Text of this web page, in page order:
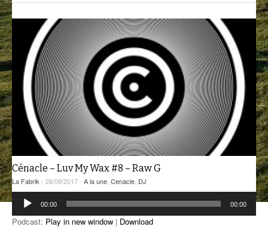
MUSIQUE DES ANTIPODES
NOS ANCIENS
SONORIK
THEME FORCE
ZIRCONIUM
ANCIENNES ÉMISSIONS
Cénacle – Luv My Wax #8 – Raw G
La Fabrik - 28/09/2017 - A la une Cenacle DJ
Lecteur
audio
00:00 00:00
Podcast: Play in new window | Download